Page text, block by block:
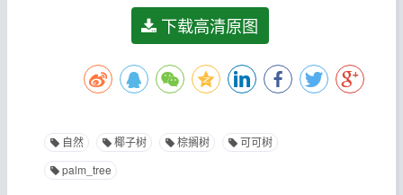
下载高清原图
自然 椰子树 棕搁树
可可树
palm_tree